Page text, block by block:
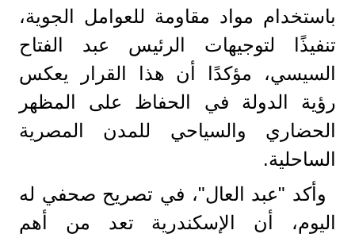
باستخدام مواد مقاومة للعوامل الجوية،
تنفيذًا لتوجيهات الرئيس عبد الفتاح
السيسي، مؤكدًا أن هذا القرار يعكس
رؤية الدولة في الحفاظ على المظهر
الحضاري والسياحي للمدن المصرية
الساحلية.
وأكد "عبد العال"، في تصريح صحفي له
اليوم، أن الإسكندرية تعد من أهم